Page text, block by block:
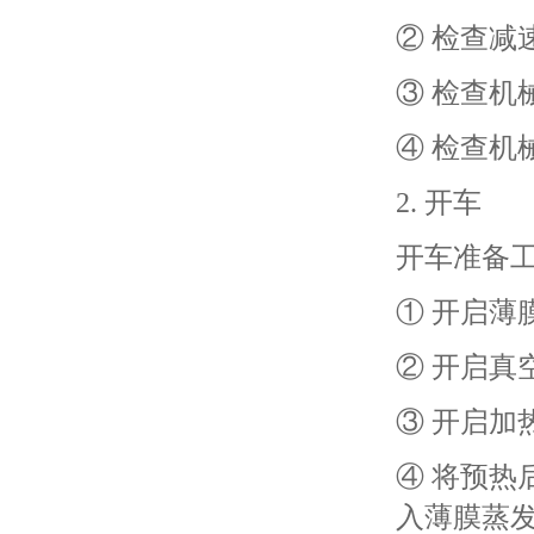
② 检查减
③ 检查机
④ 检查机
2. 开车
开车准备
① 开启薄
② 开启真
③ 开启加
④ 将预热
入薄膜蒸